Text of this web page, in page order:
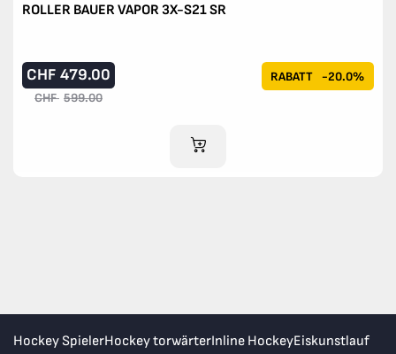
ROLLER BAUER VAPOR 3X-S21 SR
RABATT -20.0%
CHF 479.00
CHF 599.00
IM WARENKORB
Hockey SpielerHockey torwärterInline HockeyEiskunstlauf